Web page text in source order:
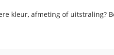
kleur, afmeting of uitstraling?